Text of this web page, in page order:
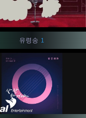
유령송 1